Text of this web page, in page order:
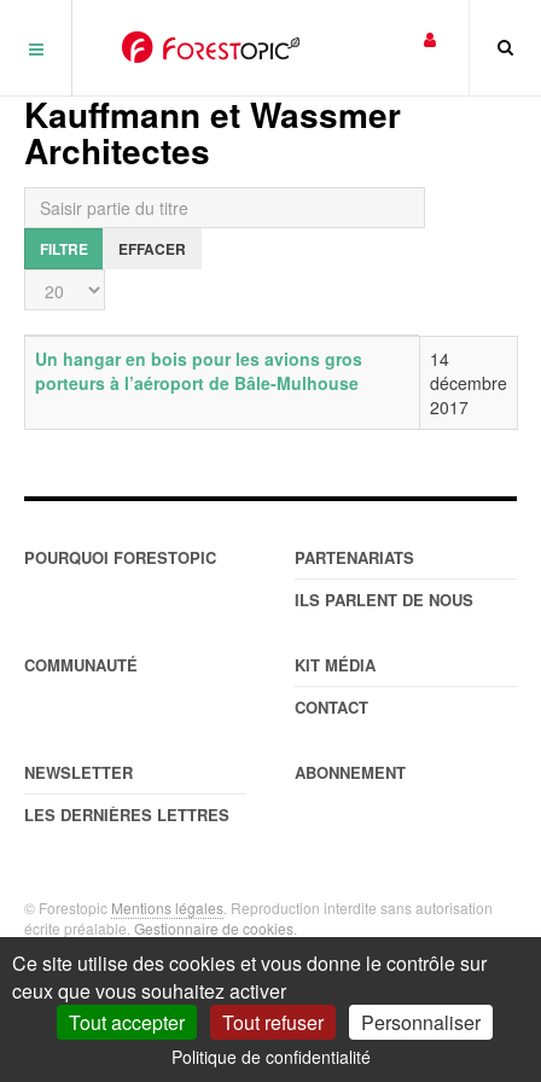
Kauffmann et Wassmer
Architectes
Saisir partie du titre
FILTRE EFFACER
Affichage #
Titre Date de publication
Un hangar en bois pour les avions gros
porteurs à l’aéroport de Bâle-Mulhouse
14
décembre
2017
POURQUOI FORESTOPIC
PARTENARIATS
ILS PARLENT DE NOUS
COMMUNAUTÉ
KIT MÉDIA
CONTACT
NEWSLETTER
LES DERNIÈRES LETTRES
ABONNEMENT
© Forestopic Mentions légales . Reproduction interdite sans autorisation
écrite préalable. Gestionnaire de cookies
Ce site utilise des cookies et vous donne le contrôle sur
ceux que vous souhaitez activer
Tout accepter
Tout refuser Personnaliser
Politique de confidentialité